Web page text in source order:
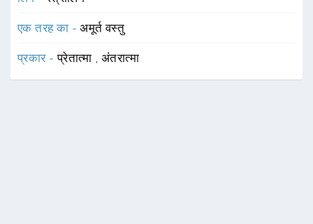
एक तरह का -अमूर्त वस्तु
प्रकार -प्रेतात्मा ,अंतरात्मा